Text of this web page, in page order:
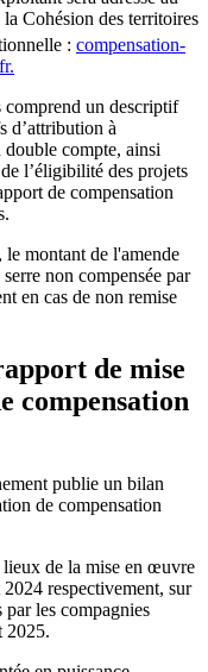
Cohésion des territoires
: compensation-
comprend un descriptif
d’attribution à
double compte, ainsi
l’éligibilité des projets
de compensation
le montant de l'amende
non compensée par
en cas de non remise
de mise
compensation
publie un bilan
de compensation
lieux de la mise en œuvre
respectivement, sur
par les compagnies
2025.